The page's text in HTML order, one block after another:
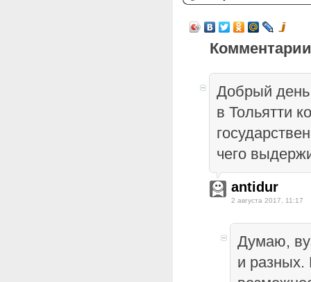
Добрый
в Тольятти
чего
antidur
2 августа 2017, 11:17
Думаю,
и